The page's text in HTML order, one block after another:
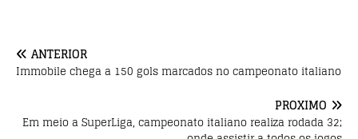
o
k
ANTERIOR
Immobile chega a 150 gols marcados no campeonato italiano
PRÓXIMO
Em meio a SuperLiga, campeonato italiano realiza rodada 32;